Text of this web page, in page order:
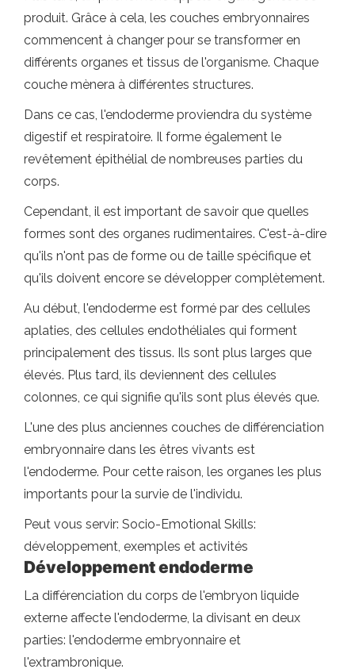
produit. Grâce à cela, les couches embryonnaires
commencent à changer pour se transformer en
différents organes et tissus de l'organisme. Chaque
couche mènera à différentes structures.
Dans ce cas, l'endoderme proviendra du système
digestif et respiratoire. Il forme également le
revêtement épithélial de nombreuses parties du
corps.
Cependant, il est important de savoir que quelles
formes sont des organes rudimentaires. C'est-à-dire
qu'ils n'ont pas de forme ou de taille spécifique et
qu'ils doivent encore se développer complètement.
Au début, l'endoderme est formé par des cellules
aplaties, des cellules endothéliales qui forment
principalement des tissus. Ils sont plus larges que
élevés. Plus tard, ils deviennent des cellules
colonnes, ce qui signifie qu'ils sont plus élevés que.
L'une des plus anciennes couches de différenciation
embryonnaire dans les êtres vivants est
l'endoderme. Pour cette raison, les organes les plus
importants pour la survie de l'individu.
Peut vous servir: Socio-Emotional Skills:
développement, exemples et activités
Développement endoderme
La différenciation du corps de l'embryon liquide
externe affecte l'endoderme, la divisant en deux
parties: l'endoderme embryonnaire et
l'extrambronique.